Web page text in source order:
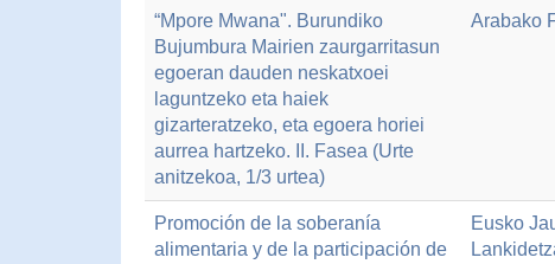
“Mpore Mwana". Burundiko
Bujumbura Mairien zaurgarritasun
egoeran dauden neskatxoei
laguntzeko eta haiek
gizarteratzeko, eta egoera horiei
aurrea hartzeko. II. Fasea (Urte
anitzekoa, 1/3 urtea)
Arabako
Promoción de la soberanía
alimentaria y de la participación de
Eusko